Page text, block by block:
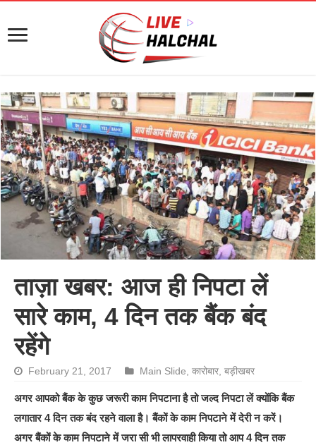
ताज़ा खबर: आज ही निपटा लें
सारे काम, 4 दिन तक बैंक बंद
रहेंगे
February 21, 2017 Main Slide,कारोबार,बड़ीखबर
अगर आपको बैंक के कुछ जरूरी काम निपटाना है तो जल्द निपटा लें क्योंकि बैंक
लगातार 4 दिन तक बंद रहने वाला है।बैंकों के काम निपटाने में देरी न करें।
अगर बैंकों के काम निपटाने में जरा सी भी लापरवाही किया तो आप 4 दिन तक